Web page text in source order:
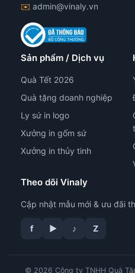
✉️ admin@vinaly.vn
Sản phẩm / Dịch vụ
Quà Tết 2026
Quà tặng doanh nghiệp
Ly sứ in logo
Xưởng in gốm sứ
Xưởng in thủy tinh
Theo dõi Vinaly
Cập nhật mẫu mới & ưu đãi
f ▶ ♪ Z
© 2026 Công ty TNHH Quà